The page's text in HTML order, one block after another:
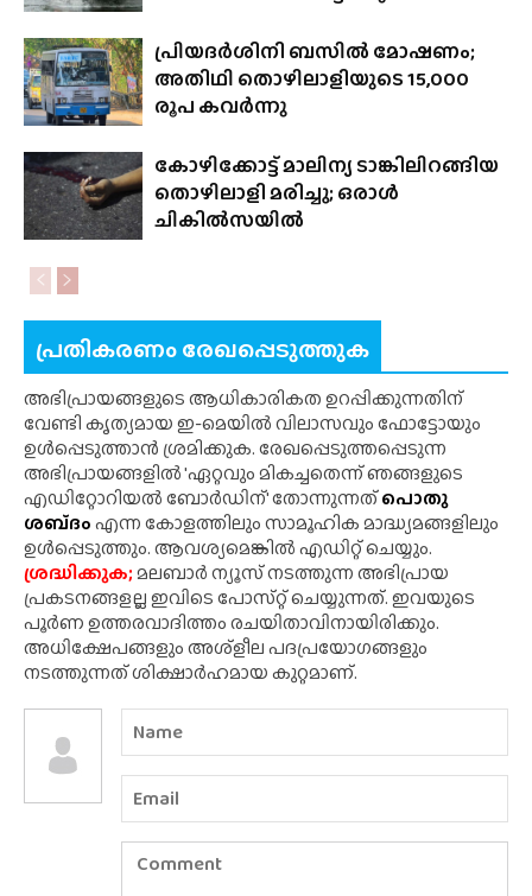
പ്രിയദർശിനി ബസിൽ മോഷണം;
അതിഥി തൊഴിലാളിയുടെ 15,000
രൂപ കവർന്നു
കോഴിക്കോട്ട് മാലിന്യ ടാങ്കിലിറങ്ങിയ
തൊഴിലാളി മരിച്ചു; ഒരാൾ
ചികിൽസയിൽ
പ്രതികരണം രേഖപ്പെടുത്തുക
അഭിപ്രായങ്ങളുടെ ആധികാരികത ഉറപ്പിക്കുന്നതിന്
വേണ്ടി കൃത്യമായ ഇ-മെയിൽ വിലാസവും ഫോട്ടോയും
ഉൾപ്പെടുത്താൻ ശ്രമിക്കുക. രേഖപ്പെടുത്തപ്പെടുന്ന
അഭിപ്രായങ്ങളിൽ 'ഏറ്റവും മികച്ചതെന്ന് ഞങ്ങളുടെ
എഡിറ്റോറിയൽ ബോർഡിന്' തോന്നുന്നത്പൊതു
ശബ്‌ദംഎന്ന കോളത്തിലും സാമൂഹിക മാദ്ധ്യമങ്ങളിലും
ഉൾപ്പെടുത്തും. ആവശ്യമെങ്കിൽ എഡിറ്റ് ചെയ്യും.
ശ്രദ്ധിക്കുക;മലബാർ ന്യൂസ് നടത്തുന്ന അഭിപ്രായ
പ്രകടനങ്ങളല്ല ഇവിടെ പോസ്‌റ്റ് ചെയ്യുന്നത്. ഇവയുടെ
പൂർണ ഉത്തരവാദിത്തം രചയിതാവിനായിരിക്കും.
അധിക്ഷേപങ്ങളും അശ്‌ളീല പദപ്രയോഗങ്ങളും
നടത്തുന്നത് ശിക്ഷാർഹമായ കുറ്റമാണ്.